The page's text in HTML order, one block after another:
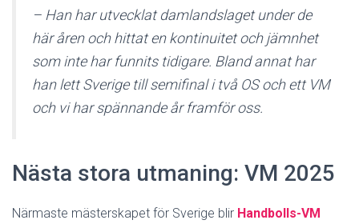
– Han har utvecklat damlandslaget under de
här åren och hittat en kontinuitet och jämnhet
som inte har funnits tidigare. Bland annat har
han lett Sverige till semifinal i två OS och ett VM
och vi har spännande år framför oss.
Nästa stora utmaning: VM 2025
Närmaste mästerskapet för Sverige blir Handbolls-VM